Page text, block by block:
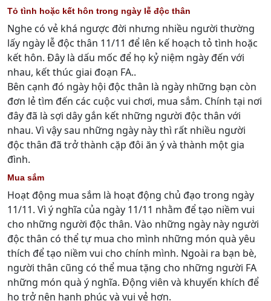
Tỏ tình hoặc kết hôn trong ngày lễ độc thân
Nghe có vẻ khá ngược đời nhưng nhiều người thường
lấy ngày lễ độc thân 11/11 để lên kế hoạch tỏ tình hoặc
kết hôn. Đây là dấu mốc để họ kỷ niệm ngày đến với
nhau, kết thúc giai đoạn FA..
Bên cạnh đó ngày hội độc thân là ngày những bạn còn
đơn lẻ tìm đến các cuộc vui chơi, mua sắm. Chính tại nơi
đây đã là sợi dây gắn kết những người độc thân với
nhau. Vì vậy sau những ngày này thì rất nhiều người
độc thân đã trở thành cặp đôi ăn ý và thành một gia
đình.
Mua sắm
Hoạt động mua sắm là hoạt động chủ đạo trong ngày
11/11. Vì ý nghĩa của ngày 11/11 nhằm để tạo niềm vui
cho những người độc thân. Vào những ngày này người
độc thân có thể tự mua cho mình những món quà yêu
thích để tạo niềm vui cho chính mình. Ngoài ra bạn bè,
người thân cũng có thể mua tặng cho những người FA
những món quà ý nghĩa. Động viên và khuyến khích để
họ trở nên hạnh phúc và vui vẻ hơn.